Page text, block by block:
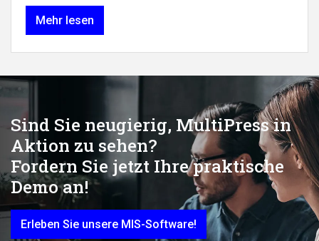
Mehr lesen
Sind Sie neugierig, MultiPress in
Aktion zu sehen?
Fordern Sie jetzt Ihre praktische
Demo an!
Erleben Sie unsere MIS-Software!